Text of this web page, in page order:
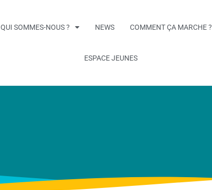
QUI SOMMES-NOUS ? NEWS COMMENT ÇA MARCHE ?
ESPACE JEUNES